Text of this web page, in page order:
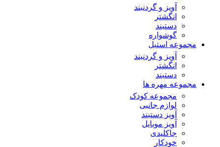
آویز و گردنبند
انگشتر
دستبند
گوشواره
مجموعه استیل
آویز و گردنبند
انگشتر
دستبند
مجموعه مهره ها
مجموعه کودک
لوازم جانبی
آویز دستبند
آویز موبایل
جاکلیدی
خودکار